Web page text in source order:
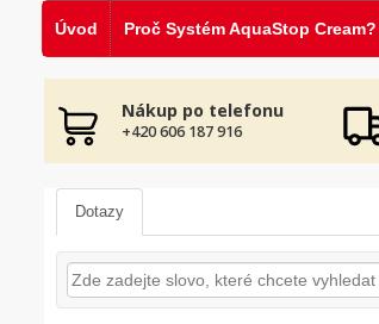
Úvod Proč Systém AquaStop Cream?
Nákup po telefonu
+420 606 187 916
Dotazy